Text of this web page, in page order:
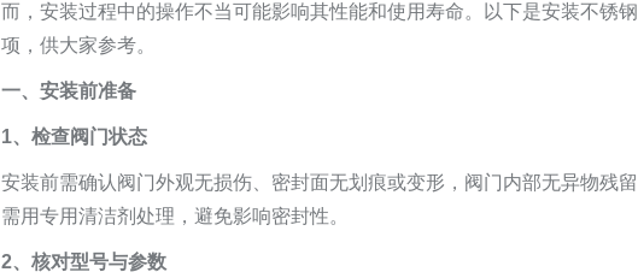
而，安装过程中的操作不当可能影响其性能和使用寿命。以下是安装不锈钢
项，供大家参考。
一、安装前准备
1、检查阀门状态
安装前需确认阀门外观无损伤、密封面无划痕或变形，阀门内部无异物残
需用专用清洁剂处理，避免影响密封性。
2、核对型号与参数